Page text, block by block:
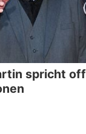
spricht